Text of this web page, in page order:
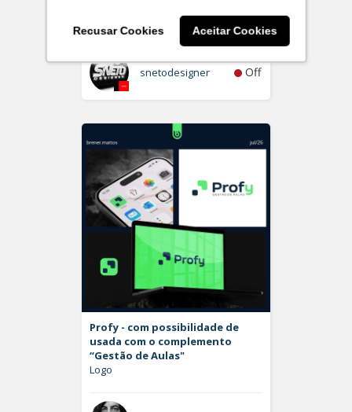
Recusar Cookies Aceitar Cookies
snetodesigner Off
Profy - com possibilidade de
usada com o complemento
“Gestão de Aulas"
Logo